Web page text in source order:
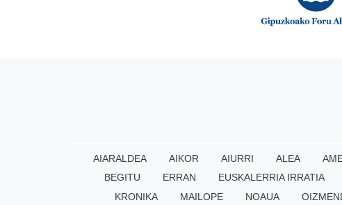
AIARALDEA AIKOR AIURRI ALEA
BEGITU
ERRAN EUSKALERRIA IRRATIA
KRONIKA
MAILOPE NOAUA